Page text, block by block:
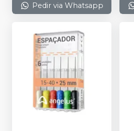
Pedir via Whatsapp